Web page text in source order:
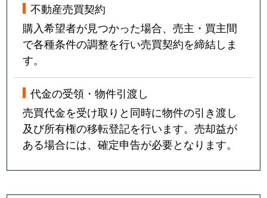
不動産売買契約
購入希望者が見つかった場合、売主・買主間
で各種条件の調整を行い売買契約を締結しま
す。
代金の受領・物件引渡し
売買代金を受け取りと同時に物件の引き渡し
及び所有権の移転登記を行います。売却益が
ある場合には、確定申告が必要となります。